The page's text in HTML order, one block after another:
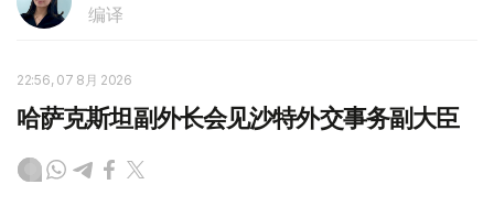
编译
22:56, 07 8月 2026
哈萨克斯坦副外长会见沙特外交事务副大臣